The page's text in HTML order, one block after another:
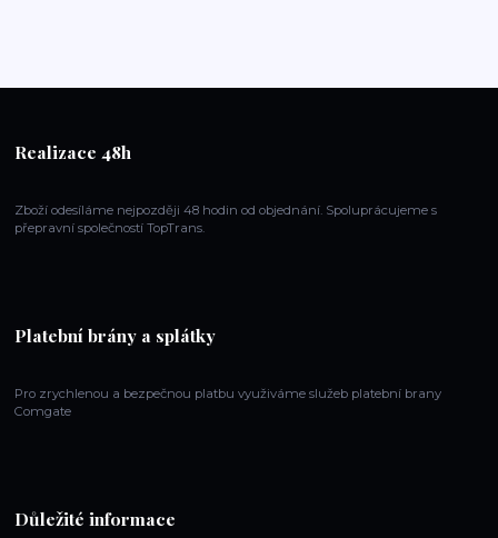
Realizace 48h
Zboží odesíláme nejpozději 48 hodin od objednání. Spoluprácujeme s
přepravní společností TopTrans.
Platební brány a splátky
Pro zrychlenou a bezpečnou platbu využiváme služeb platební brany
Comgate
Důležité informace